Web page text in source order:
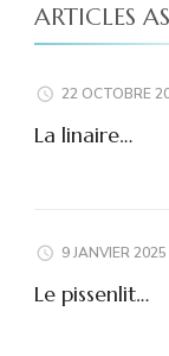
ARTICLES
22 OCTOBRE
La linaire…
9 JANVIER 2025
Le pissenlit…